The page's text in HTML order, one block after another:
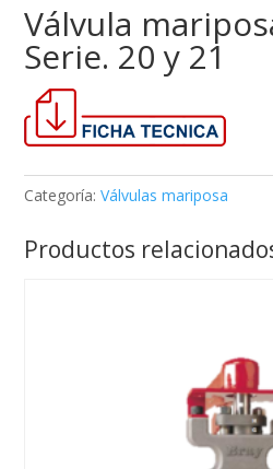
Válvula
Serie. 20 y 21
Categoría:Válvulas mariposa
Productos